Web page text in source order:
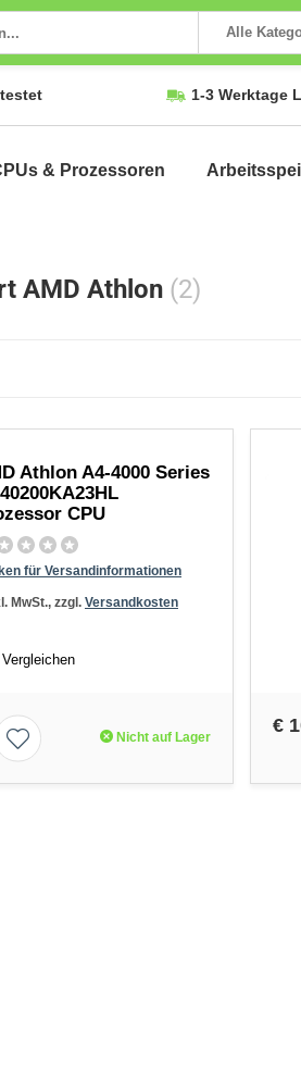
Alle
1-3 Werktage
& Prozessoren
AMD Athlon (2)
Athlon A4-4000 Series
CPU
für Versandinformationen
MwSt., zzgl. Versandkosten
Vergleichen
Nicht auf Lager
€